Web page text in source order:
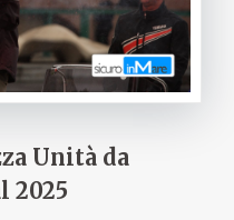
Unità da
2025